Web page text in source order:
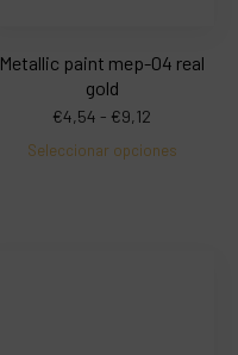
Metallic paint mep-04 real
gold
€4,54 - €9,12
Seleccionar opciones